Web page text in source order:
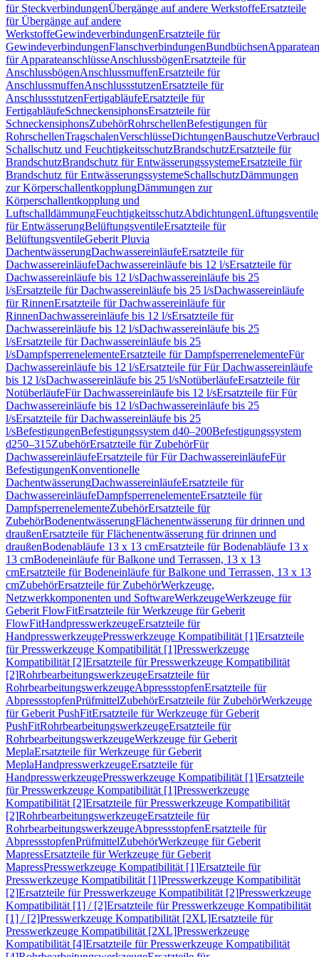
für SteckverbindungenÜbergänge auf andere WerkstoffeErsatzteile
für Übergänge auf andere
WerkstoffeGewindeverbindungenErsatzteile für
GewindeverbindungenFlanschverbindungenBundbüchsen
für ApparateanschlüsseAnschlussbögenErsatzteile für
AnschlussbögenAnschlussmuffenErsatzteile für
AnschlussmuffenAnschlussstutzenErsatzteile für
AnschlussstutzenFertigabläufeErsatzteile für
FertigabläufeSchneckensiphonsErsatzteile für
SchneckensiphonsZubehörRohrschellenBefestigungen für
RohrschellenTragschalenVerschlüsseDichtungenBauschutze
Schallschutz und FeuchtigkeitsschutzBrandschutzErsatzteile für
BrandschutzBrandschutz für EntwässerungssystemeErsatzteile für
Brandschutz für EntwässerungssystemeSchallschutzDämmungen
zur KörperschallentkopplungDämmungen zur
Körperschallentkopplung und
LuftschalldämmungFeuchtigkeitsschutzAbdichtungenLüftungsventile
für EntwässerungBelüftungsventileErsatzteile für
BelüftungsventileGeberit Pluvia
DachentwässerungDachwassereinläufeErsatzteile für
DachwassereinläufeDachwassereinläufe bis 12 l/sErsatzteile für
Dachwassereinläufe bis 12 l/sDachwassereinläufe bis 25
l/sErsatzteile für Dachwassereinläufe bis 25 l/sDachwassereinläufe
für RinnenErsatzteile für Dachwassereinläufe für
RinnenDachwassereinläufe bis 12 l/sErsatzteile für
Dachwassereinläufe bis 12 l/sDachwassereinläufe bis 25
l/sErsatzteile für Dachwassereinläufe bis 25
l/sDampfsperrenelementeErsatzteile für DampfsperrenelementeFür
Dachwassereinläufe bis 12 l/sErsatzteile für Für Dachwassereinläufe
bis 12 l/sDachwassereinläufe bis 25 l/sNotüberläufeErsatzteile für
NotüberläufeFür Dachwassereinläufe bis 12 l/sErsatzteile für Für
Dachwassereinläufe bis 12 l/sDachwassereinläufe bis 25
l/sErsatzteile für Dachwassereinläufe bis 25
l/sBefestigungenBefestigungssystem d40–200Befestigungssystem
d250–315ZubehörErsatzteile für ZubehörFür
DachwassereinläufeErsatzteile für Für DachwassereinläufeFür
BefestigungenKonventionelle
DachentwässerungDachwassereinläufeErsatzteile für
DachwassereinläufeDampfsperrenelementeErsatzteile für
DampfsperrenelementeZubehörErsatzteile für
ZubehörBodenentwässerungFlächenentwässerung für drinnen und
draußenErsatzteile für Flächenentwässerung für drinnen und
draußenBodenabläufe 13 x 13 cmErsatzteile für Bodenabläufe 13 x
13 cmBodeneinläufe für Balkone und Terrassen, 13 x 13
cmErsatzteile für Bodeneinläufe für Balkone und Terrassen, 13 x 13
cmZubehörErsatzteile für ZubehörWerkzeuge,
Netzwerkkomponenten und SoftwareWerkzeugeWerkzeuge für
Geberit FlowFitErsatzteile für Werkzeuge für Geberit
FlowFitHandpresswerkzeugeErsatzteile für
HandpresswerkzeugePresswerkzeuge Kompatibilität [1]Ersatzteile
für Presswerkzeuge Kompatibilität [1]Presswerkzeuge
Kompatibilität [2]Ersatzteile für Presswerkzeuge Kompatibilität
[2]RohrbearbeitungswerkzeugeErsatzteile für
RohrbearbeitungswerkzeugeAbpressstopfenErsatzteile für
AbpressstopfenPrüfmittelZubehörErsatzteile für ZubehörWerkzeuge
für Geberit PushFitErsatzteile für Werkzeuge für Geberit
PushFitRohrbearbeitungswerkzeugeErsatzteile für
RohrbearbeitungswerkzeugeWerkzeuge für Geberit
MeplaErsatzteile für Werkzeuge für Geberit
MeplaHandpresswerkzeugeErsatzteile für
HandpresswerkzeugePresswerkzeuge Kompatibilität [1]Ersatzteile
für Presswerkzeuge Kompatibilität [1]Presswerkzeuge
Kompatibilität [2]Ersatzteile für Presswerkzeuge Kompatibilität
[2]RohrbearbeitungswerkzeugeErsatzteile für
RohrbearbeitungswerkzeugeAbpressstopfenErsatzteile für
AbpressstopfenPrüfmittelZubehörWerkzeuge für Geberit
MapressErsatzteile für Werkzeuge für Geberit
MapressPresswerkzeuge Kompatibilität [1]Ersatzteile für
Presswerkzeuge Kompatibilität [1]Presswerkzeuge Kompatibilität
[2]Ersatzteile für Presswerkzeuge Kompatibilität [2]Presswerkzeuge
Kompatibilität [1] / [2]Ersatzteile für Presswerkzeuge Kompatibilität
[1] / [2]Presswerkzeuge Kompatibilität [2XL]Ersatzteile für
Presswerkzeuge Kompatibilität [2XL]Presswerkzeuge
Kompatibilität [4]Ersatzteile für Presswerkzeuge Kompatibilität